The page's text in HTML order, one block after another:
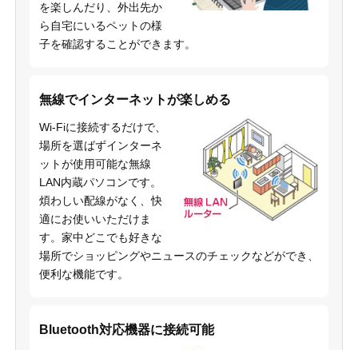
を楽しんだり、外出先か
ら自宅にいるペットの様
子を確認することができます。
無線でインターネットが楽しめる
Wi-Fiに接続するだけで、
場所を選ばずインターネ
ットが使用可能な無線
LAN内蔵パソコンです。
煩わしい配線がなく、快
適にお使いいただけま
す。家中どこでも好きな
場所でショッピングやニュースのチェックなどができ、
便利な機能です。
Bluetooth対応機器に接続可能